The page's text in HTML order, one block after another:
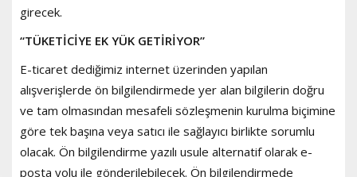
girecek.
“TÜKETİCİYE EK YÜK GETİRİYOR”
E-ticaret dediğimiz internet üzerinden yapılan
alışverişlerde ön bilgilendirmede yer alan bilgilerin doğru
ve tam olmasından mesafeli sözleşmenin kurulma biçimine
göre tek başına veya satıcı ile sağlayıcı birlikte sorumlu
olacak. Ön bilgilendirme yazılı usule alternatif olarak e-
posta yolu ile gönderilebilecek. Ön bilgilendirmede